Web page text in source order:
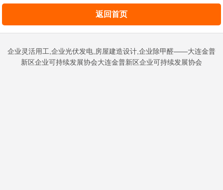
返回首页
企业灵活用工,企业光伏发电,房屋建造设计,企业除甲醛——大连金普
新区企业可持续发展协会大连金普新区企业可持续发展协会